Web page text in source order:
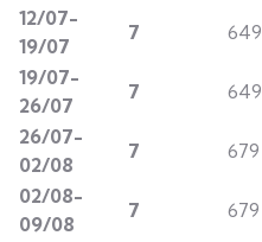
12/07-
19/07
7 649
19/07-
26/07
7 649
26/07-
02/08
7 679
02/08-
09/08
7 679